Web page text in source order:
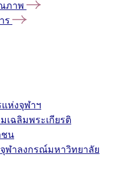
ภาพ
ร
ห่งจุฬาฯ
เฉลิมพระเกียรติ
ชน
ฬาลงกรณ์มหาวิทยาลัย